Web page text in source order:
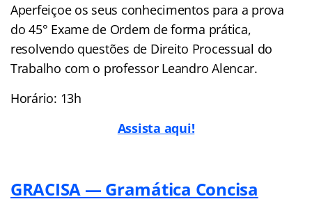
Aperfeiçoe os seus conhecimentos para a prova
do 45° Exame de Ordem de forma prática,
resolvendo questões de Direito Processual do
Trabalho com o professor Leandro Alencar.
Horário: 13h
Assista aqui!
GRACISA — Gramática Concisa